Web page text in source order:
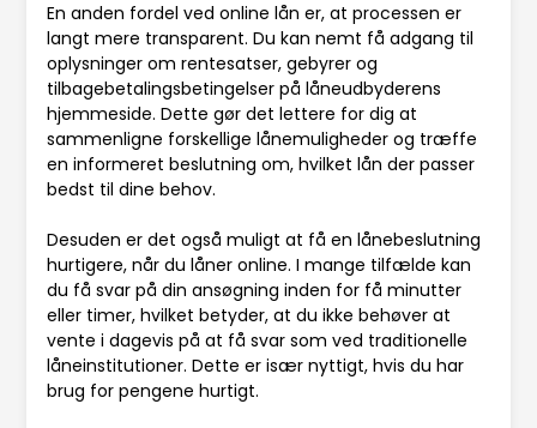
En anden fordel ved online lån er, at processen er
langt mere transparent. Du kan nemt få adgang til
oplysninger om rentesatser, gebyrer og
tilbagebetalingsbetingelser på låneudbyderens
hjemmeside. Dette gør det lettere for dig at
sammenligne forskellige lånemuligheder og træffe
en informeret beslutning om, hvilket lån der passer
bedst til dine behov.
Desuden er det også muligt at få en lånebeslutning
hurtigere, når du låner online. I mange tilfælde kan
du få svar på din ansøgning inden for få minutter
eller timer, hvilket betyder, at du ikke behøver at
vente i dagevis på at få svar som ved traditionelle
låneinstitutioner. Dette er især nyttigt, hvis du har
brug for pengene hurtigt.